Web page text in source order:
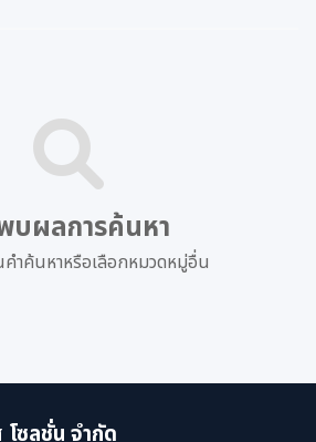
บผลการค้นหา
ำค้นหาหรือเลือกหมวดหมู่อื่น
ซลูชั่น จำกัด